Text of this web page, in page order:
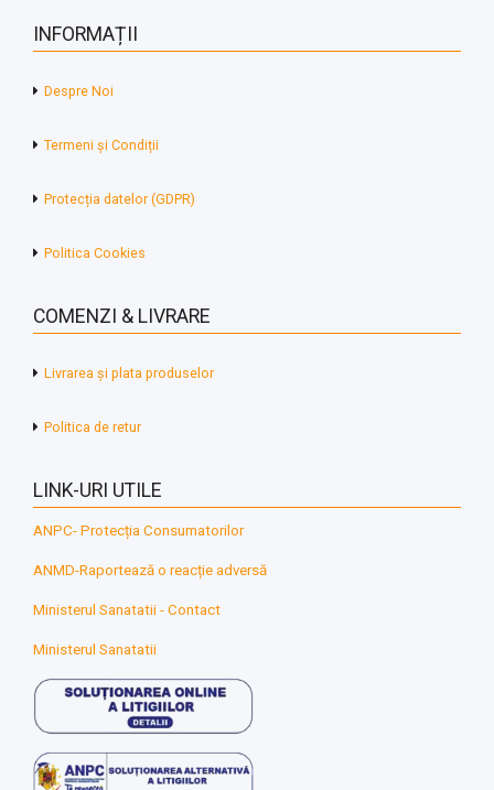
INFORMAȚII
Despre Noi
Termeni și Condiții
Protecția datelor (GDPR)
Politica Cookies
COMENZI & LIVRARE
Livrarea și plata produselor
Politica de retur
LINK-URI UTILE
ANPC- Protecția Consumatorilor
ANMD-Raportează o reacție adversă
Ministerul Sanatatii - Contact
Ministerul Sanatatii